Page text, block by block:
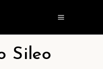
Sileo